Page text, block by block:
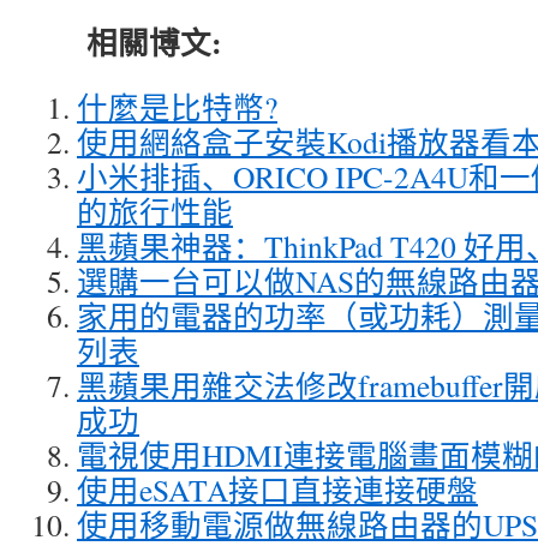
相關博文:
什麼是比特幣?
使用網絡盒子安裝Kodi播放器看
小米排插、ORICO IPC-2A4U和
的旅行性能
黑蘋果神器：ThinkPad T420 好
選購一台可以做NAS的無線路由
家用的電器的功率（或功耗）測
列表
黑蘋果用雜交法修改framebuffer
成功
電視使用HDMI連接電腦畫面模
使用eSATA接口直接連接硬盤
使用移動電源做無線路由器的